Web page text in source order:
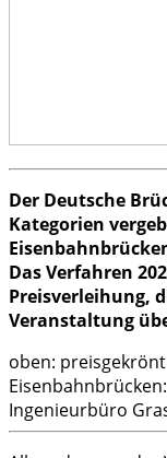
Der Deutsche
Kategorien
Das Verfahren
Preisverleihung,
Veranstaltung
oben:
Ingenieurbüro